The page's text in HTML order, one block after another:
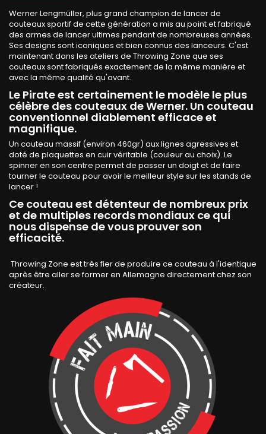
Werner Lengmüller, plus grand champion de lancer de
couteaux sportif de cette génération a mis au point et fabriqué
des armes de lancer ultimes pendant de nombreuses années.
Ses designs sont iconiques et bien connus des lanceurs. C'est
maintenant dans les ateliers de Throwing Zone que ses
couteaux sont fabriqués exactement de la même manière et
avec la même qualité qu'avant.
Le Pirate est certainement le modèle le plus
célèbre des couteaux de Werner. Un couteau
conventionnel diablement efficace et
magnifique.
Un couteau massif (environ 460gr) aux lignes agressives et
doté de plaquettes en cuir véritable (couleur au choix). Le
spinner en son centre permet de passer un doigt et de faire
tourner le couteau pour avoir le meilleur style sur les stands de
lancer !
Ce couteau est détenteur de nombreux prix
et de multiples records mondiaux ce qui
nous dispense de vous prouver son
efficacité.
Throwing Zone est très fier de produire ce couteau à l'identique
après être aller se former en Allemagne directement chez son
créateur.